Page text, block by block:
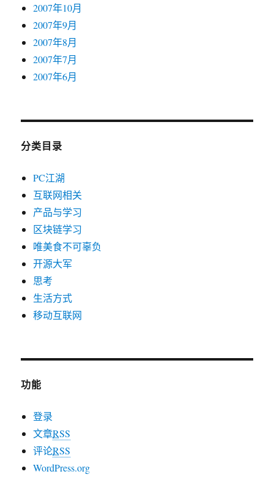
2007年10月
2007年9月
2007年8月
2007年7月
2007年6月
分类目录
PC江湖
互联网相关
产品与学习
区块链学习
唯美食不可辜负
开源大军
思考
生活方式
移动互联网
功能
登录
文章RSS
评论RSS
WordPress.org